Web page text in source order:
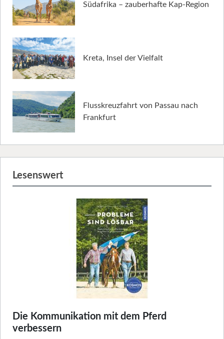
Südafrika – zauberhafte Kap-Region
Kreta, Insel der Vielfalt
Flusskreuzfahrt von Passau nach
Frankfurt
Lesenswert
Die Kommunikation mit dem Pferd
verbessern